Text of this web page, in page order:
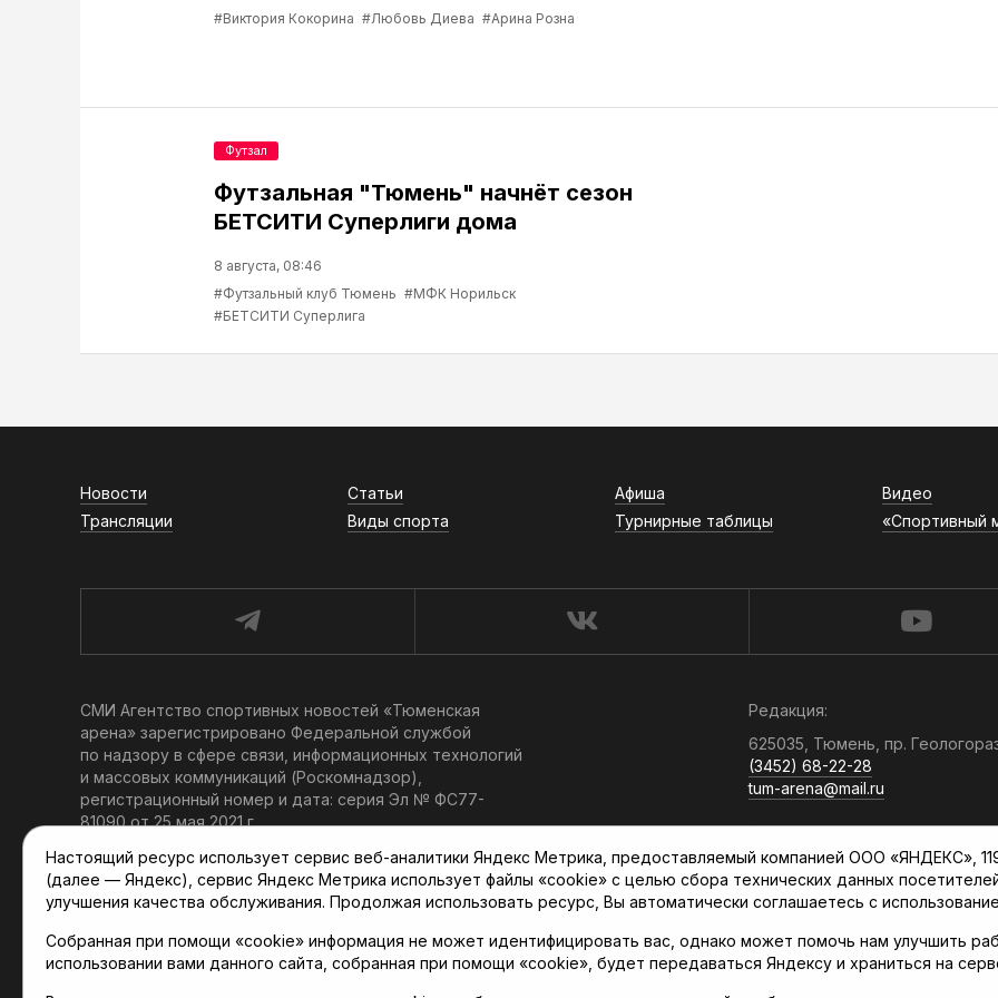
#Виктория Кокорина #Любовь Диева #Арина Розна
Футзальная "Тюмень" начнёт сезон
БЕТСИТИ Суперлиги дома
8 августа, 08:46
#Футзальный клуб Тюмень #МФК Норильск
#БЕТСИТИ Суперлига
Футзал
Новости Статьи Афиша
Видео
Трансляции
Виды спорта Турнирные таблицы «Спортивный
СМИ Агентство спортивных новостей «Тюменская
арена» зарегистрировано Федеральной службой
по надзору в сфере связи, информационных технологий
и массовых коммуникаций (Роскомнадзор),
регистрационный номер и дата: серия Эл № ФС77-
81090 от 25 мая 2021 г.
Главный редактор: Мартынов В. В.
При использовании материалов ссылка обязательна.
Политика конфиденциальности
Редакция:
625035, Тюмень, пр.
(3452) 68-22-28
tum-arena@mail.ru
Отдел продаж:
(3452) 68-89-78
kotovaev@sibinformburo.ru
Настоящий ресурс использует сервис веб-аналитики Яндекс Метрика, предоставляемый компанией ООО «ЯНДЕКС»,
(далее — Яндекс), сервис Яндекс Метрика использует файлы «cookie» с целью сбора технических данных
улучшения качества обслуживания. Продолжая использовать ресурс, Вы автоматически соглашаетесь с
Собранная при помощи «cookie» информация не может идентифицировать вас, однако может помочь нам улучшить
использовании вами данного сайта, собранная при помощи «cookie», будет передаваться Яндексу и храниться на